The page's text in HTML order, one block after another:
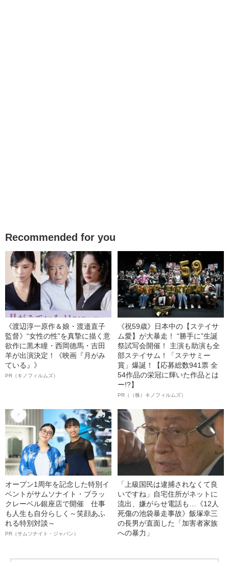
Recommended for you
《渡辺淳一原作＆娘・渡邉直子
監督》“女性の性”を真摯に描く意
欲作に黒木瞳・西岡德馬・吉田
羊が出演決定！《映画『月がみ
ている』》
PR（キノフィルムズ）
《祝59歳》日本中の【ステイサ
ム愛】が大暴走！ “勝手に”生誕
祭試写会開催！ 主演も助演も全
部ステイサム！「ステサミー
賞」爆誕！【応募総数941票 全
54作品の栄冠に輝いた作品とは
ー!?】
PR（（株）キノフィルムズ）
オープン1周年を記念した特別イ
ベントがサムソナイト・ブラッ
クレーベル銀座店で開催 仕事
も人生も自分らしく～笑顔あふ
れる特別対談～
PR（サムソナイト・ジャパン）
「上級国民は逮捕されなくて良
いですね」自宅住所がネットに
流出、嫌がらせ電話も…《12人
死傷の池袋暴走事故》飯塚幸三
の長男が直面した「加害者家族
への暴力」